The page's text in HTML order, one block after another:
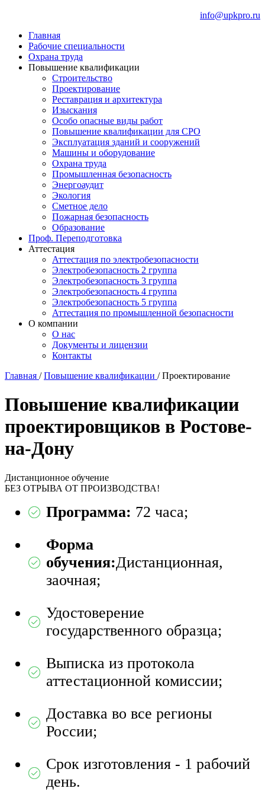
info@upkpro.ru
Главная
Рабочие специальности
Охрана труда
Повышение квалификации
Строительство
Проектирование
Реставрация и архитектура
Изыскания
Особо опасные виды работ
Повышение квалификации для СРО
Эксплуатация зданий и сооружений
Машины и оборудование
Охрана труда
Промышленная безопасность
Энергоаудит
Экология
Сметное дело
Пожарная безопасность
Образование
Проф. Переподготовка
Аттестация
Аттестация по электробезопасности
Электробезопасность 2 группа
Электробезопасность 3 группа
Электробезопасность 4 группа
Электробезопасность 5 группа
Аттестация по промышленной безопасности
О компании
О нас
Документы и лицензии
Контакты
Главная /Повышение квалификации /Проектирование
Повышение квалификации
проектировщиков в Ростове-
на-Дону
Дистанционное обучение
БЕЗ ОТРЫВА ОТ ПРОИЗВОДСТВА!
Программа: 72 часа;
Форма
обучения:Дистанционная,
заочная;
Удостоверение
государственного образца;
Выписка из протокола
аттестационной комиссии;
Доставка во все регионы
России;
Срок изготовления - 1 рабочий
день.